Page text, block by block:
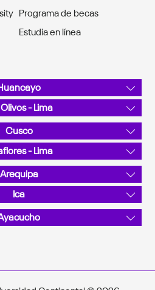
Programa de becas
Estudia en línea
Urb. San Antonio
064 481430
- Lima
Mendiola 5210
01 2132760
Cusco
KM 10, San Jerónimo
084 480070
- Lima
Junín 355
01 2132760
Arequipa
Chili - José Luis Bustamante y
Rivero
054 412030
Ica
Parque Industrial
056 458008
Cuellar 725